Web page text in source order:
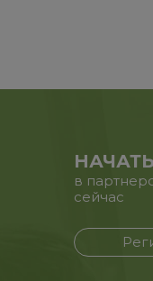
в
сейчас